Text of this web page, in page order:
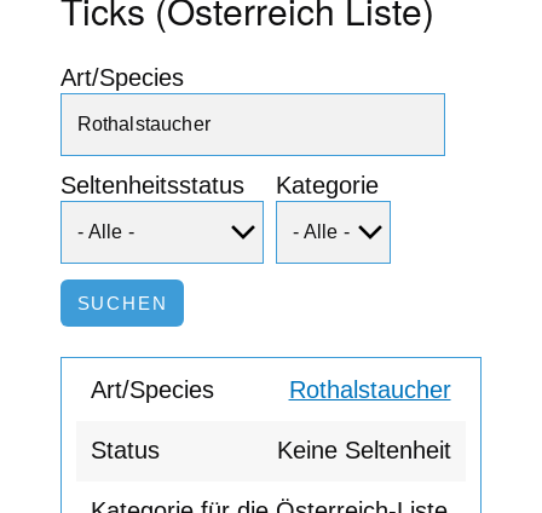
Art/Species
Seltenheitsstatus Kategorie
Rothalstaucher
Keine Seltenheit